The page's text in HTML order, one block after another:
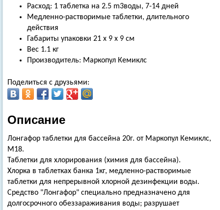
Расход: 1 таблетка на 2.5 m3воды, 7-14 дней
Медленно-растворимые таблетки, длительного
действия
Габариты упаковки 21 х 9 х 9 см
Вес 1.1 кг
Производитель: Маркопул Кемиклс
Поделиться с друзьями:
Описание
Лонгафор таблетки для бассейна 20г. от Маркопул Кемиклс,
М18.
Таблетки для хлорирования (химия для бассейна).
Хлорка в таблетках банка 1кг, медленно-растворимые
таблетки для непрерывной хлорной дезинфекции воды.
Средство "Лонгафор" специально предназначено для
долгосрочного обеззараживания воды; разрушает